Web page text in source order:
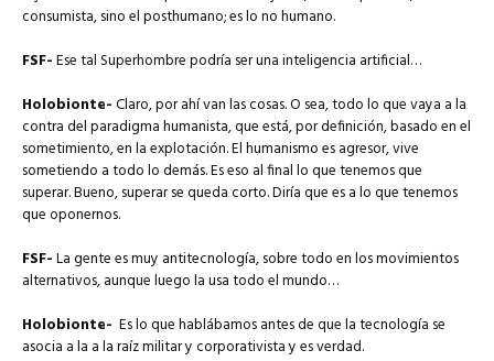
consumista, sino el posthumano; es lo no humano.
FSF-Ese tal Superhombre podría ser una inteligencia artificial…
Holobionte-Claro, por ahí van las cosas. O sea, todo lo que vaya a la
contra del paradigma humanista, que está, por definición, basado en el
sometimiento, en la explotación. El humanismo es agresor, vive
sometiendo a todo lo demás. Es eso al final lo que tenemos que
superar.Bueno, superar se queda corto. Diría que es a lo que tenemos
que oponernos.
FSF-La gente es muy antitecnología, sobre todo en los movimientos
alternativos, aunque luego la usa todo el mundo…
Holobionte- Es lo que hablábamos antes de que la tecnología se
asocia a la a la raíz militar y corporativista y es verdad.